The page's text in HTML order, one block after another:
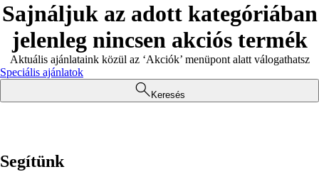
Sajnáljuk az adott kategóriában
jelenleg nincsen akciós termék
Aktuális ajánlataink közül az ‘Akciók’ menüpont alatt válogathatsz
Speciális ajánlatok
Keresés
Segítünk